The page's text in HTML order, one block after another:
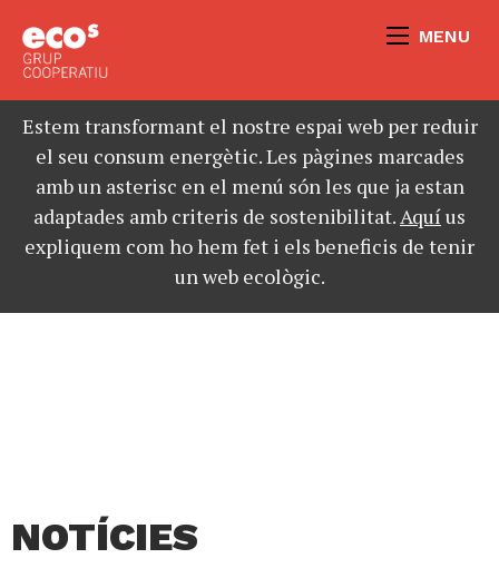
MENU
Estem transformant el nostre espai web per reduir
el seu consum energètic. Les pàgines marcades
amb un asterisc en el menú són les que ja estan
adaptades amb criteris de sostenibilitat.Aquíus
expliquem com ho hem fet i els beneficis de tenir
un web ecològic.
NOTÍCIES